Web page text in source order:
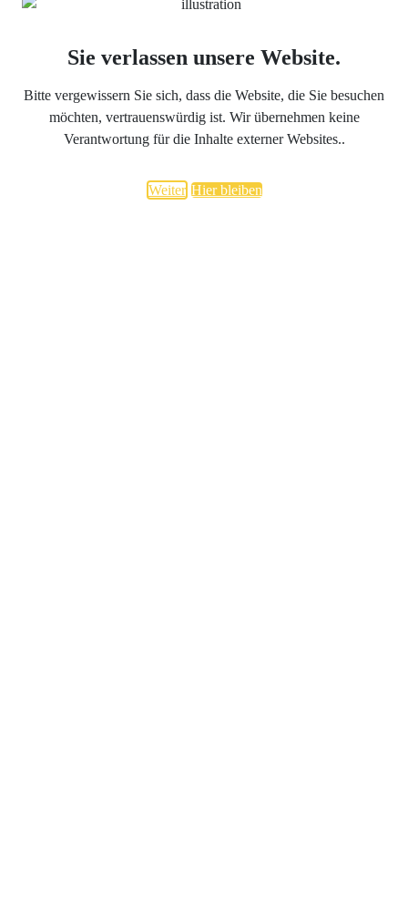
Sie verlassen unsere Website.
Bitte vergewissern Sie sich, dass die Website, die Sie besuchen
möchten, vertrauenswürdig ist. Wir übernehmen keine
Verantwortung für die Inhalte externer Websites..
Weiter Hier bleiben